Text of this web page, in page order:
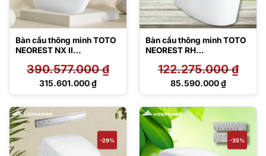
Bàn cầu thông minh TOTO
NEOREST NX II
390.577.000₫
Giá
390.577.000 ₫.
315.601.000₫
Giá
tại
là:
315.601.000 ₫.
Bàn cầu thông minh TOTO
NEOREST RH
8WZ#NW1
122.275.000₫
Giá
122.275.000 ₫.
85.590.000₫
Giá
tại
là:
85.590.000 ₫.
-29% -35%